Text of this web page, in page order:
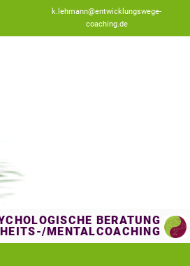
k.lehmann@entwicklungswege-
coaching.de
BERATUNG
MENTALCOACHING